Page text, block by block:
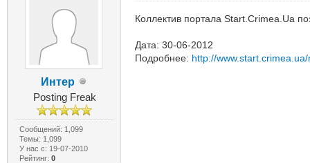
Интер
Posting Freak
Сообщений: 1,099
Темы: 1,099
У нас с: 19-07-2010
Рейтинг: 0
Коллектив портала Start.Crimea.Ua
Дата: 30-06-2012
Подробнее: http://